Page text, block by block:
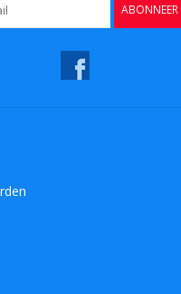
ABONNEER